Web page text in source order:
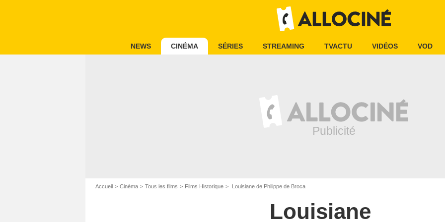
NEWS CINÉMA SÉRIES STREAMING TVACTU VIDÉOS VOD
Accueil Cinéma Tous les films Films Historique Louisiane de Philippe de Broca
Louisiane